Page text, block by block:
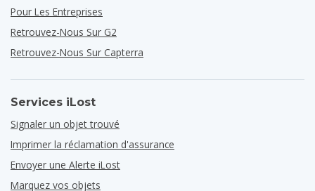
Pour Les Entreprises
Retrouvez-Nous Sur G2
Retrouvez-Nous Sur Capterra
Services iLost
Signaler un objet trouvé
Imprimer la réclamation d'assurance
Envoyer une Alerte iLost
Marquez vos objets